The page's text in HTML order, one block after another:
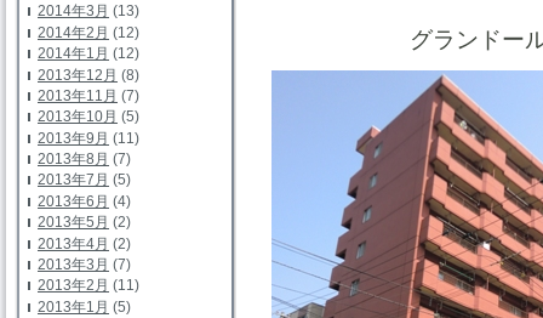
2014年3月 (13)
2014年2月 (12)
2014年1月 (12)
2013年12月 (8)
2013年11月 (7)
2013年10月 (5)
2013年9月 (11)
2013年8月 (7)
2013年7月 (5)
2013年6月 (4)
2013年5月 (2)
2013年4月 (2)
2013年3月 (7)
2013年2月 (11)
2013年1月 (5)
グランドール